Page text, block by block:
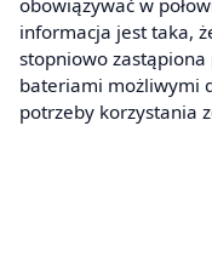
obowiązywać w
informacja jest taka,
stopniowo
bateriami możliwymi
potrzeby korzystania